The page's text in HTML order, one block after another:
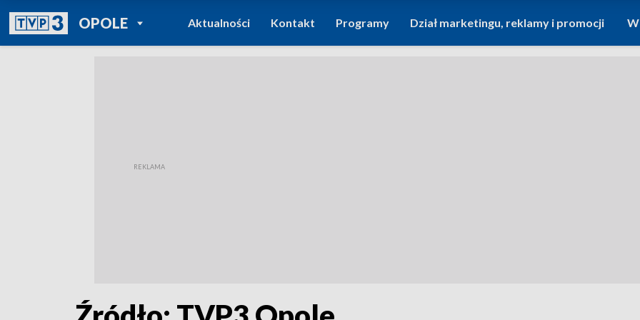
OPOLEPOWRÓT DO
TVP REGIONY
Aktualności Kontakt Programy Dział marketingu, reklamy i promocji